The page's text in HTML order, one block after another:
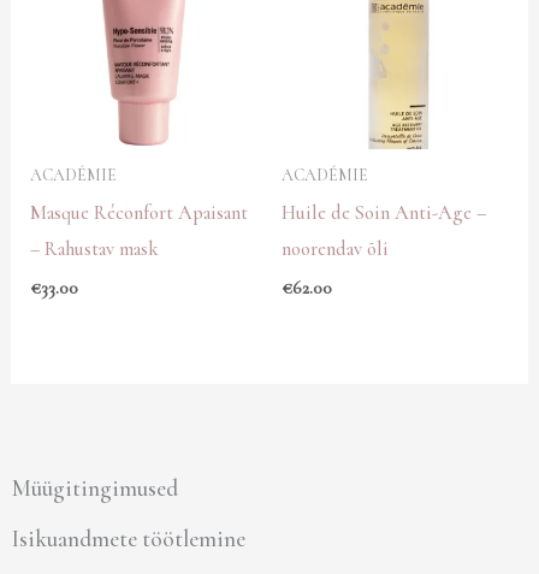
ACADÉMIE
Masque Réconfort Apaisant
– Rahustav mask
€33.00
ACADÉMIE
Huile de Soin Anti-Age –
noorendav õli
€62.00
Müügitingimused
Isikuandmete töötlemine